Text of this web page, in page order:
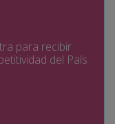
para recibir
del País